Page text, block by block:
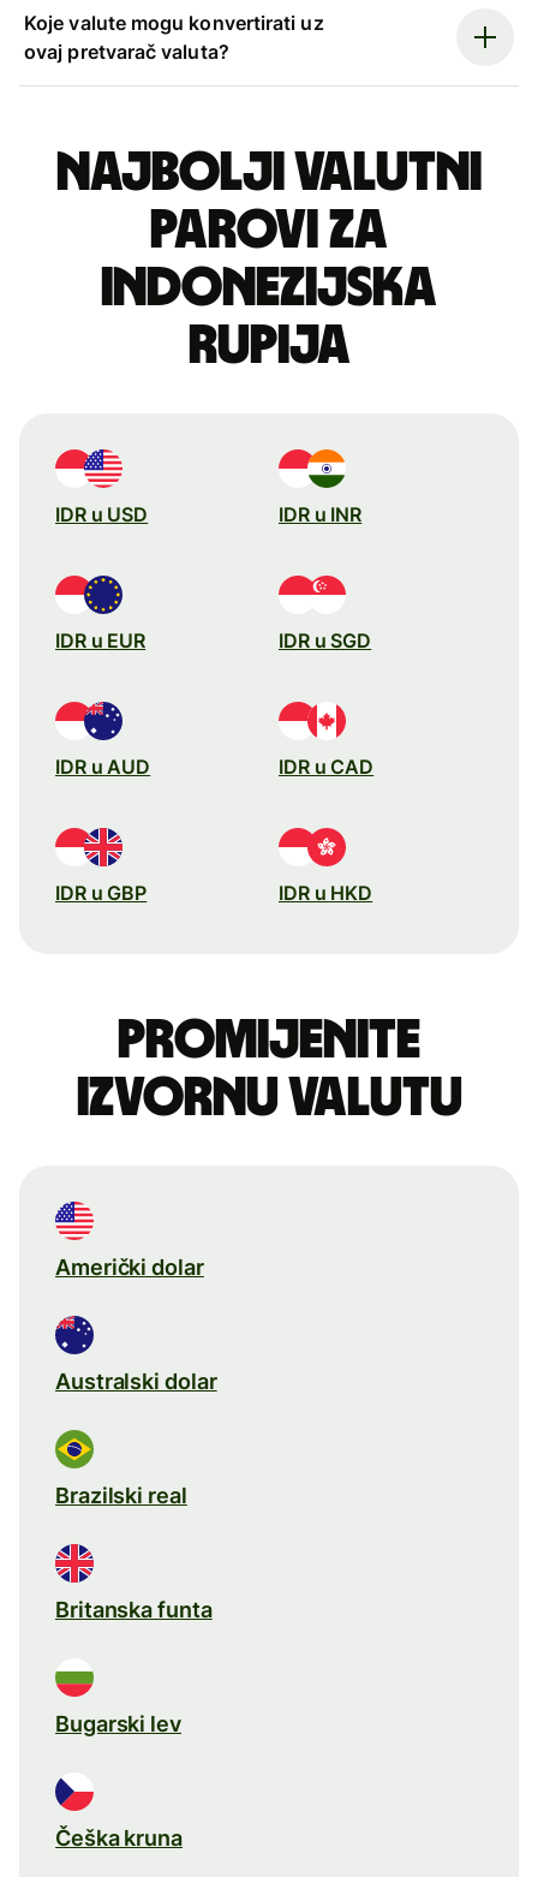
Koje valute mogu konvertirati uz
ovaj pretvarač valuta?
Najbolji valutni
parovi za
indonezijska
rupija
IDR u USD IDR u INR
IDR u EUR IDR u SGD
IDR u AUD IDR u CAD
IDR u GBP IDR u HKD
Promijenite
izvornu valutu
Američki dolar
Australski dolar
Brazilski real
Britanska funta
Bugarski lev
Češka kruna